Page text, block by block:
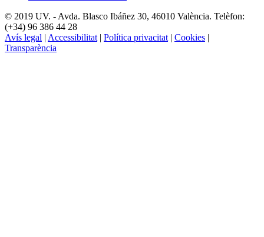
© 2019 UV. - Avda. Blasco Ibáñez 30, 46010 València. Telèfon:
(+34) 96 386 44 28
Avís legal | Accessibilitat | Política privacitat | Cookies |
Transparència